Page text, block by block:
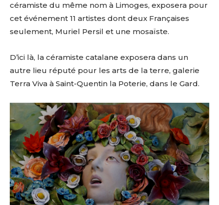
céramiste du même nom à Limoges, exposera pour
cet événement 11 artistes dont deux Françaises
seulement, Muriel Persil et une mosaïste.
D’ici là, la céramiste catalane exposera dans un
autre lieu réputé pour les arts de la terre, galerie
Terra Viva à Saint-Quentin la Poterie, dans le Gard.